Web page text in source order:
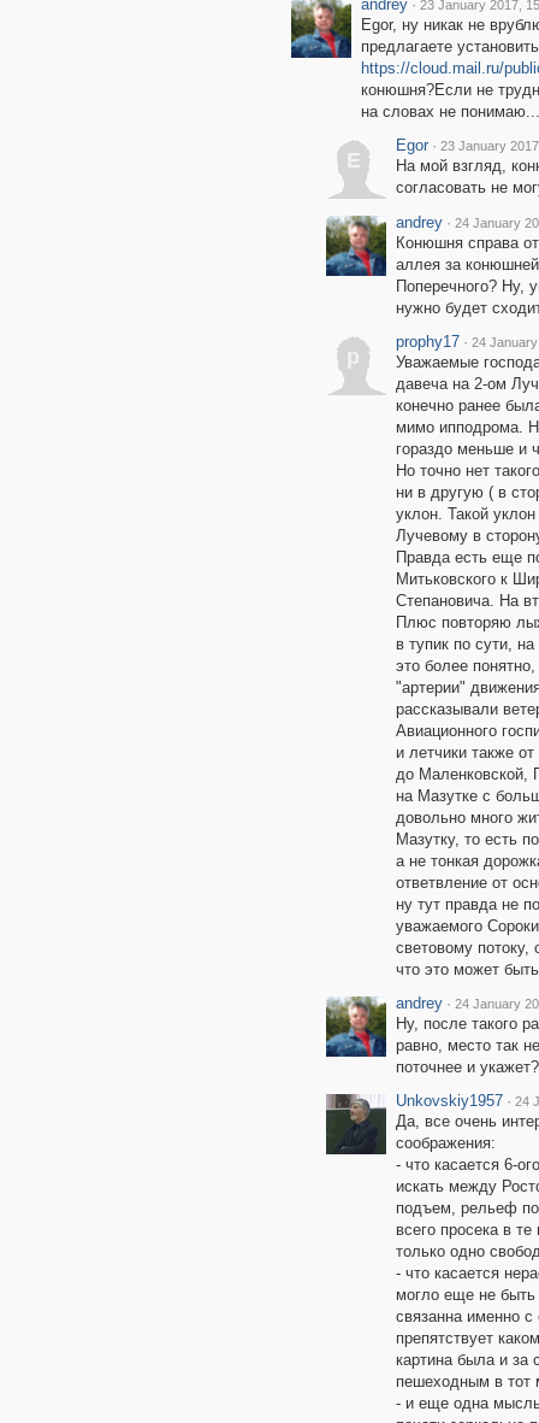
andrey · 23 January 2017,
Egor, ну никак не
предлагаете
https://cloud.mail.ru/
конюшня?Если не
на словах не
E
Egor · 23 January
На мой взгляд,
согласовать не
andrey · 24 January
Конюшня справа
аллея за
Поперечного? Ну,
нужно будет
p
prophy17 · 24
Уважаемые
давеча на 2-ом
конечно ранее
мимо ипподрома.
гораздо меньше и
Но точно нет
ни в другую ( в
уклон. Такой
Лучевому в
Правда есть еще
Митьковского к
Степановича. На
Плюс повторяю
в тупик по сути,
это более
"артерии"
рассказывали
Авиационного
и летчики также
до Маленковской,
на Мазутке с
довольно много
Мазутку, то есть
а не тонкая
ответвление от
ну тут правда не
уважаемого
световому
что это может
andrey · 24 January
Ну, после такого
равно, место так
поточнее и
Unkovskiy1957 · 24
Да, все очень
соображения:
- что касается 6-
искать между
подъем, рельеф по
всего просека в
только одно
- что касается
могло еще не
связанна именно с
препятствует
картина была и за
пешеходным в тот
- и еще одна